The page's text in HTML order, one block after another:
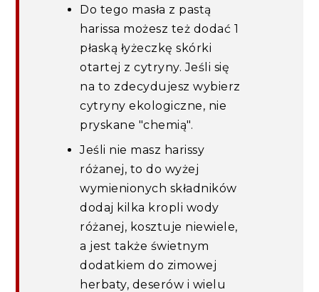
Do tego masła z pastą
harissa możesz też dodać 1
płaską łyżeczkę skórki
otartej z cytryny. Jeśli się
na to zdecydujesz wybierz
cytryny ekologiczne, nie
pryskane "chemią".
Jeśli nie masz harissy
różanej, to do wyżej
wymienionych składników
dodaj kilka kropli wody
różanej, kosztuje niewiele,
a jest także świetnym
dodatkiem do zimowej
herbaty, deserów i wielu